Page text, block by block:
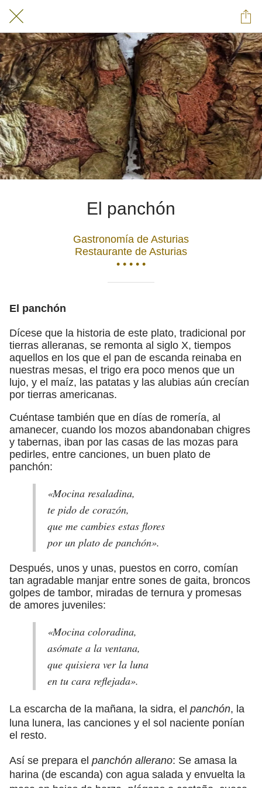
El panchón
Gastronomía de Asturias
Restaurante de Asturias
• • • • •
El panchón
Dícese que la historia de este plato, tradicional por
tierras alleranas, se remonta al siglo X, tiempos
aquellos en los que el pan de escanda reinaba en
nuestras mesas, el trigo era poco menos que un
lujo, y el maíz, las patatas y las alubias aún crecían
por tierras americanas.
Cuéntase también que en días de romería, al
amanecer, cuando los mozos abandonaban chigres
y tabernas, iban por las casas de las mozas para
pedirles, entre canciones, un buen plato de
panchón:
«Mocina resaladina,
te pido de corazón,
que me cambies estas flores
por un plato de panchón».
Después, unos y unas, puestos en corro, comían
tan agradable manjar entre sones de gaita, broncos
golpes de tambor, miradas de ternura y promesas
de amores juveniles:
«Mocina coloradina,
asómate a la ventana,
que quisiera ver la luna
en tu cara reflejada».
La escarcha de la mañana, la sidra, el panchón, la
luna lunera, las canciones y el sol naciente ponían
el resto.
Así se prepara el panchón allerano: Se amasa la
harina (de escanda) con agua salada y envuelta la